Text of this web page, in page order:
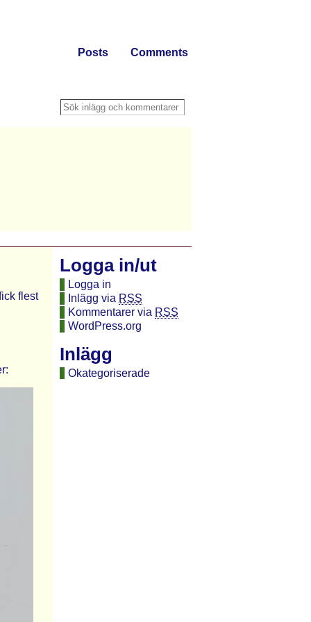
Comments
Posts
flest
Logga in/ut
Logga in
Inlägg via RSS
Kommentarer via RSS
WordPress.org
Inlägg
Okategoriserade